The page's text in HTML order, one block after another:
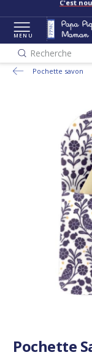
C'est
MENU
Recherche
Pochette savon
Pochette